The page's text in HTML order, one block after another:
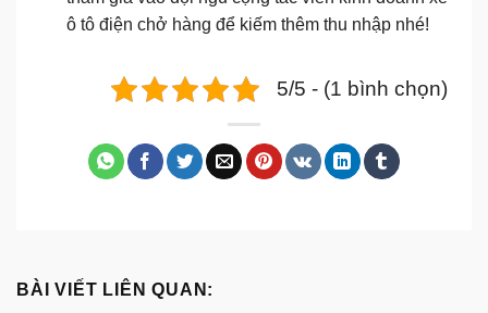
ô tô điện chở hàng để kiếm thêm thu nhập nhé!
5/5 - (1 bình chọn)
BÀI VIẾT LIÊN QUAN: